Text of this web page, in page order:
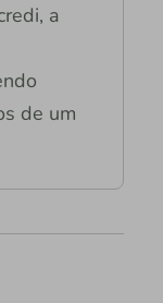
a
de um